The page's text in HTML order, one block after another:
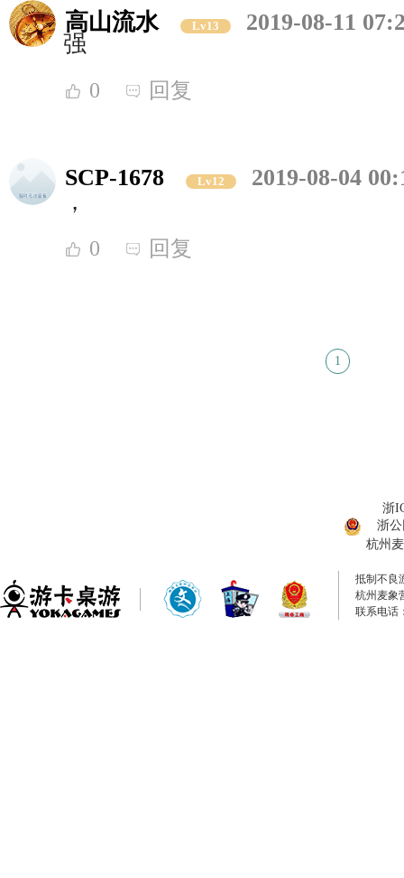
高山流水 Lv13
2019-08-11
强
0 回复
SCP-1678 Lv12
2019-08-04
，
0 回复
1
浙
浙公
杭州
抵制不良
杭州麦象
联系电话